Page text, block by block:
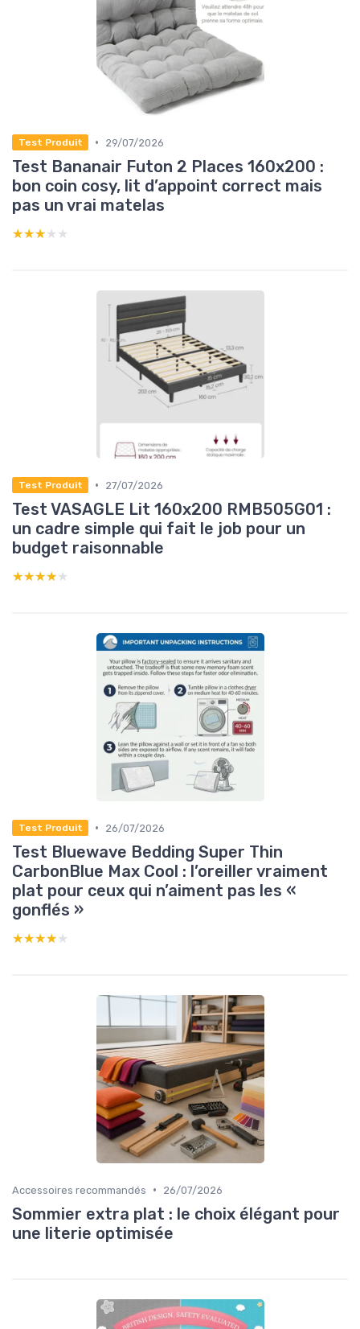
Test Produit • 29/07/2026
Test Bananair Futon 2 Places 160x200 :
bon coin cosy, lit d’appoint correct mais
pas un vrai matelas
★★★★★
★★★★★
Test Produit • 27/07/2026
Test VASAGLE Lit 160x200 RMB505G01 :
un cadre simple qui fait le job pour un
budget raisonnable
★★★★★
★★★★★
Test Produit • 26/07/2026
Test Bluewave Bedding Super Thin
CarbonBlue Max Cool : l’oreiller vraiment
plat pour ceux qui n’aiment pas les «
gonflés »
★★★★★
★★★★★
Accessoires recommandés • 26/07/2026
Sommier extra plat : le choix élégant pour
une literie optimisée